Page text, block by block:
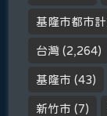
基隆市都市
台灣 (2,264)
基隆市 (43)
新竹市 (7)